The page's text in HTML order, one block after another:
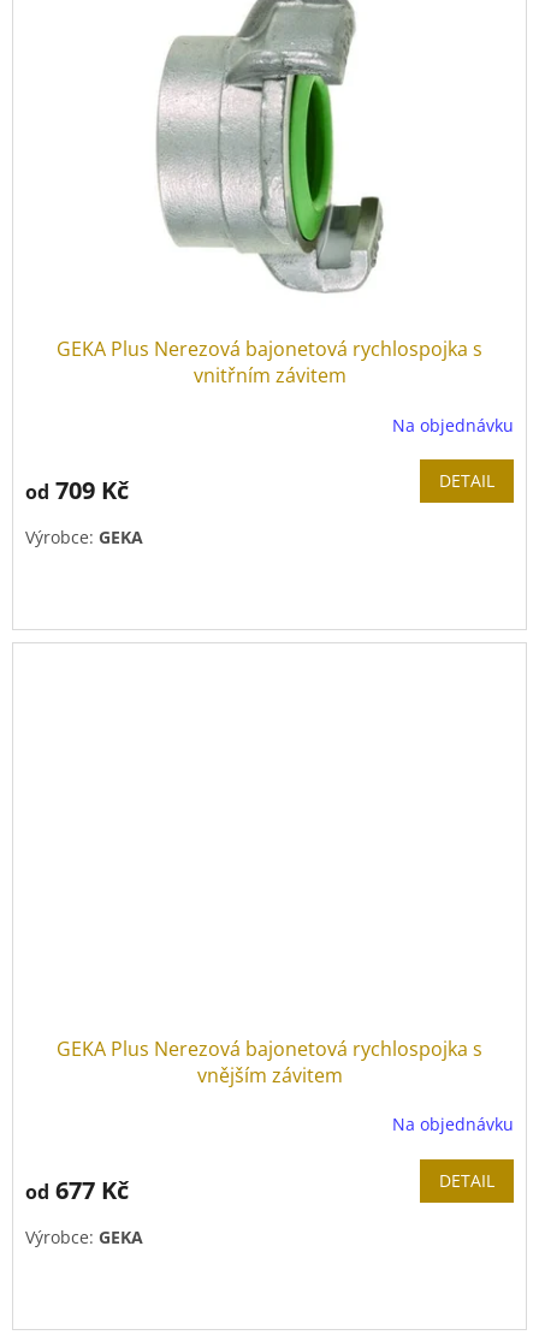
GEKA Plus Nerezová bajonetová rychlospojka s
vnitřním závitem
Na objednávku
od 709 Kč DETAIL
Výrobce: GEKA
GEKA Plus Nerezová bajonetová rychlospojka s
vnějším závitem
Na objednávku
od 677 Kč DETAIL
Výrobce: GEKA